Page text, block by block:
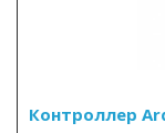
Контроллер